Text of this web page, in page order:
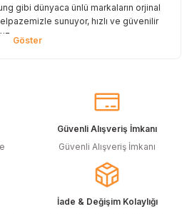
gibi dünyaca ünlü markaların orjinal
sunuyor, hızlı ve güvenilir
toner çözümlerimize göz atmalısınız!
kalitesine en yakın performansı
Böylece, baskı kalitenizden ödün
Özellikle büyük hacimli
muadil toner, tasarruf sağlamanın en
Güvenli Alışveriş İmkanı
Güvenli Alışveriş İmkanı
İade & Değişim Kolaylığı